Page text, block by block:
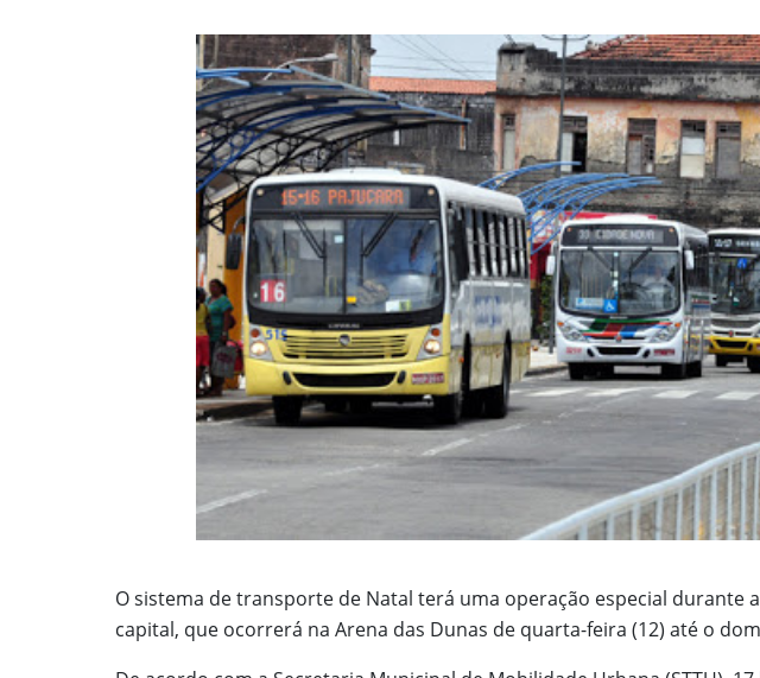
O sistema de transporte de Natal terá uma operação especial durante
capital, que ocorrerá na Arena das Dunas de quarta-feira (12) até o